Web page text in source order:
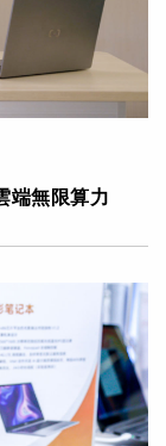
端無限算力